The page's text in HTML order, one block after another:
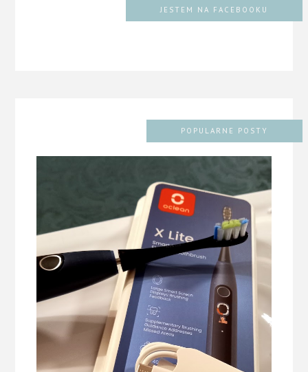
JESTEM NA FACEBOOKU
POPULARNE POSTY